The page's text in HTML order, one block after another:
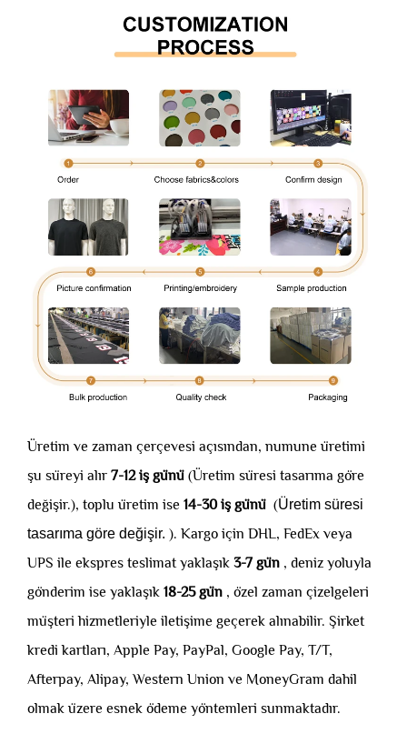
Üretim ve zaman çerçevesi açısından, numune üretimi
şu süreyi alır 7-12 iş günü (Üretim süresi tasarıma göre
değişir.), toplu üretim ise 14-30 iş günü (Üretim süresi
tasarıma göre değişir. ). Kargo için DHL, FedEx veya
UPS ile ekspres teslimat yaklaşık 3-7 gün , deniz yoluyla
gönderim ise yaklaşık 18-25 gün , özel zaman çizelgeleri
müşteri hizmetleriyle iletişime geçerek alınabilir. Şirket
kredi kartları, Apple Pay, PayPal, Google Pay, T/T,
Afterpay, Alipay, Western Union ve MoneyGram dahil
olmak üzere esnek ödeme yöntemleri sunmaktadır.